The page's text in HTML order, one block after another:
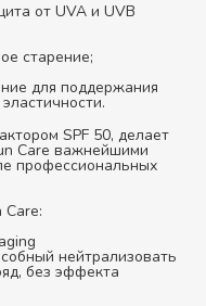
от UVA и UVB
старение;
для поддержания
SPF 50, делает
Care важнейшими
профессиональных
нейтрализовать
без эффекта